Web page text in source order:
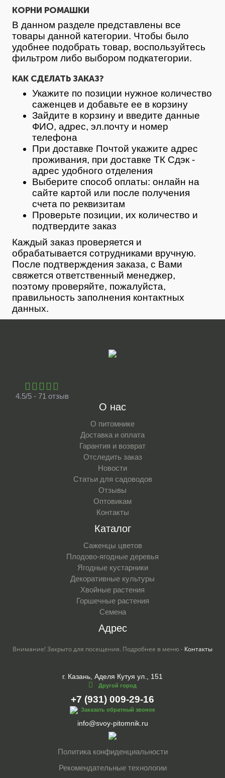
КОРНИ РОМАШКИ
В данном разделе представлены все
товары данной категории. Чтобы было
удобнее подобрать товар, воспользуйтесь
фильтром либо выбором подкатегории.
КАК СДЕЛАТЬ ЗАКАЗ?
Укажите по позиции нужное количество
саженцев и добавьте ее в корзину
Зайдите в корзину и введите данные
ФИО, адрес, эл.почту и номер
телефона
При доставке Почтой укажите адрес
проживания, при доставке ТК Сдэк -
адрес удобного отделения
Выберите способ оплаты: онлайн на
сайте картой или после получения
счета по реквизитам
Проверьте позиции, их количество и
подтвердите заказ
Каждый заказ проверяется и
обрабатывается сотрудниками вручную.
После подтверждения заказа, с Вами
свяжется ответственный менеджер,
поэтому проверяйте, пожалуйста,
правильность заполнения контактных
данных.
4.5/5 - 71 отзыв
О нас
О питомнике
Доставка и оплата
Гарантия и возврат
Отследить заказ
Новости
Статьи для садоводов
Отзывы
Оптовикам
Контакты
Каталог
Саженцы цветов
Плодово-ягодные деревья
Ягодные кустарники
Декоративные культуры
Хвойные растения
Горшечные растения
Семена
Адрес
Внимание! Закрыто для посещения. Подробнее в меню - Контакты
г. Казань, Аделя Кутуя ул., 151
Другой город
+7 (931) 009-29-16
Заказать обратный звонок
info@svoy-pitomnik.ru
Политика конфиденциальности
Рекомендательные технологии